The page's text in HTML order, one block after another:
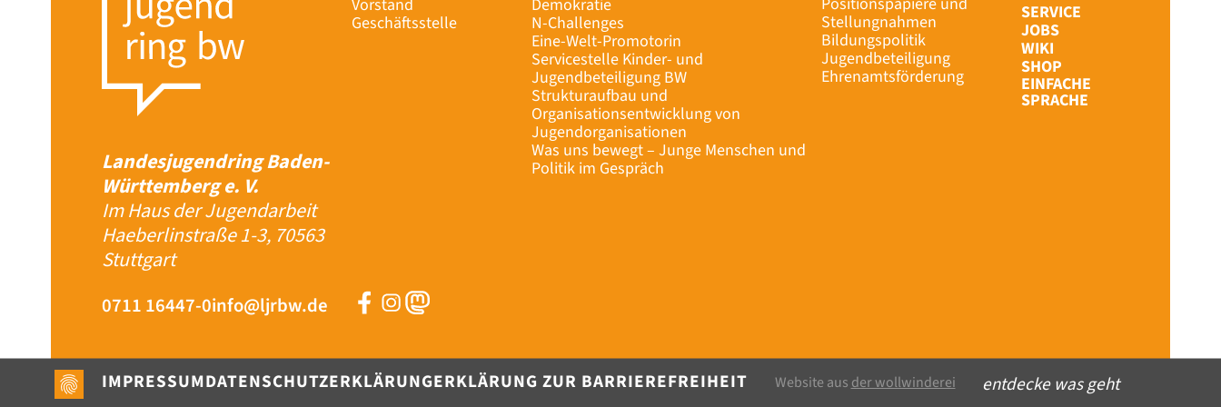
Landesjugendring Baden-
Württemberg e. V.
Im Haus der Jugendarbeit
Haeberlinstraße 1-3, 70563
Stuttgart
0711 16447-0info@ljrbw.de
Vorstand
Geschäftsstelle
Demokratie
N-Challenges
Eine-Welt-Promotorin
Servicestelle Kinder- und
Jugendbeteiligung BW
Strukturaufbau und
Organisationsentwicklung von
Jugendorganisationen
Was uns bewegt – Junge Menschen und
Politik im Gespräch
Stellungnahmen
Bildungspolitik
Jugendbeteiligung
Ehrenamtsförderung
SERVICE
JOBS
WIKI
SHOP
EINFACHE
SPRACHE
IMPRESSUMDATENSCHUTZERKLÄRUNGERKLÄRUNG ZUR BARRIEREFREIHEIT Website ausder wollwinderei entdecke was gehtMENÜ